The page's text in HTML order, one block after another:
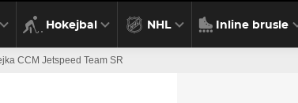
Hokejbal NHL Inline brusle
CCM Jetspeed Team SR